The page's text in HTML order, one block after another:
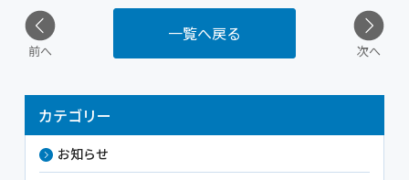
前へ
一覧へ戻る
次へ
カテゴリー
お知らせ